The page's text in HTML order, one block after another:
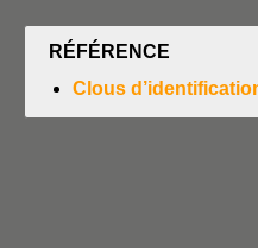
RÉFÉRENCE
Clous